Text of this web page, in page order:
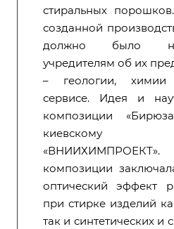
стиральных
созданной
должно было
учредителям об их
– геологии, химии
сервисе. Идея и
композиции
киевскому
«ВНИИХИМПРОЕКТ».
композиции
оптический эффект
при стирке изделий
так и синтетических и